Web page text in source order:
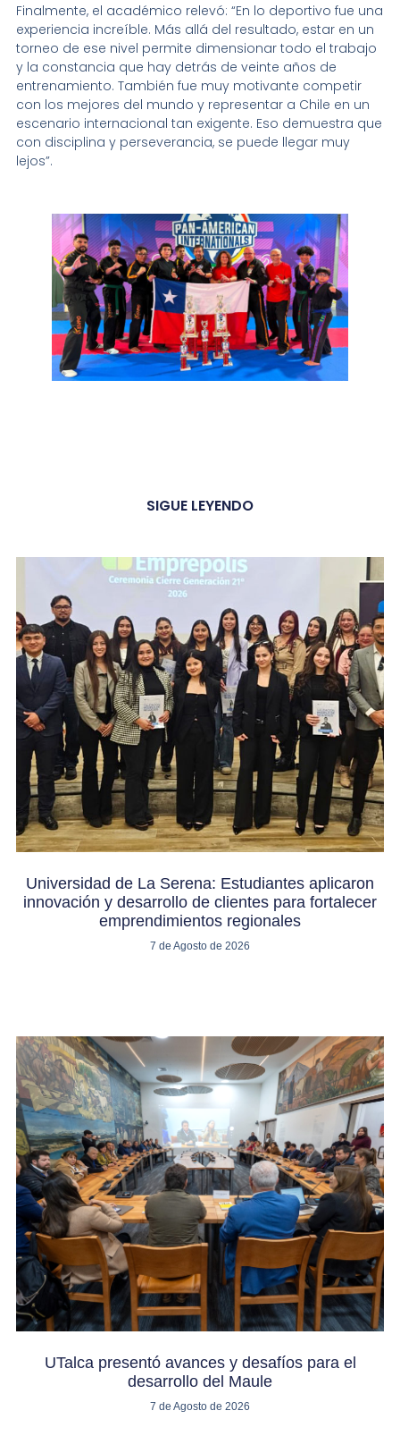
Finalmente, el académico relevó: “En lo deportivo fue una
experiencia increíble. Más allá del resultado, estar en un
torneo de ese nivel permite dimensionar todo el trabajo
y la constancia que hay detrás de veinte años de
entrenamiento. También fue muy motivante competir
con los mejores del mundo y representar a Chile en un
escenario internacional tan exigente. Eso demuestra que
con disciplina y perseverancia, se puede llegar muy
lejos”.
SIGUE LEYENDO
Universidad de La Serena: Estudiantes aplicaron
innovación y desarrollo de clientes para fortalecer
emprendimientos regionales
7 de Agosto de 2026
UTalca presentó avances y desafíos para el
desarrollo del Maule
7 de Agosto de 2026